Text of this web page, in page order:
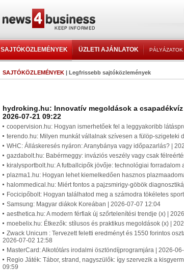
SAJTÓKÖZLEMÉNYEK ÜZLETI AJÁNLATOK PÁLYÁZATOK
SAJTÓKÖZLEMÉNYEK | Legfrissebb sajtóközlemények
hydroking.hu: Innovatív megoldások a
2026-07-21 09:22
coopervision.hu: Hogyan ismerhetőek fel a leggyakoribb
terendo.hu: Milyen munkát vállalnak szívesen a fülöp-szigeteki
WHC: Álláskeresés nyáron: Aranybánya vagy időpazarlás? |
gazdabolt.hu: Babérmeggy: inváziós veszély vagy csak
kiralysportbolt.hu: A futballcipők jövője: technológiai forradalom
plazma1.hu: Hogyan lehet kiemelkedően hasznos
halommedical.hu: Miért fontos a pajzsmirigy-göbök
Focicipőbolt: Hogyan találhatod meg a számodra tökéletes
Samsung: Magyar diákok Koreában | 2026-07-07 12:04
aesthetica.hu: A modern férfiak új szőrtelenítési trendje (x) |
moebelix.hu: Étkezők: stílusos és praktikus megoldások (x) |
Zwack Unicum : Tervezett feletti eredményt és 1550 forintos
2026-07-02 12:58
MasterCard: Alkotótárs irodalmi ösztöndíjprogramjára | 2026-
Regio Játék: Tábor, strand, nagyszülők: így szervezik a
09:59